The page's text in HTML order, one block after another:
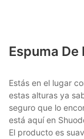
Espuma
Estás en el lugar
estas alturas ya
seguro que lo
está aquí en
El producto es